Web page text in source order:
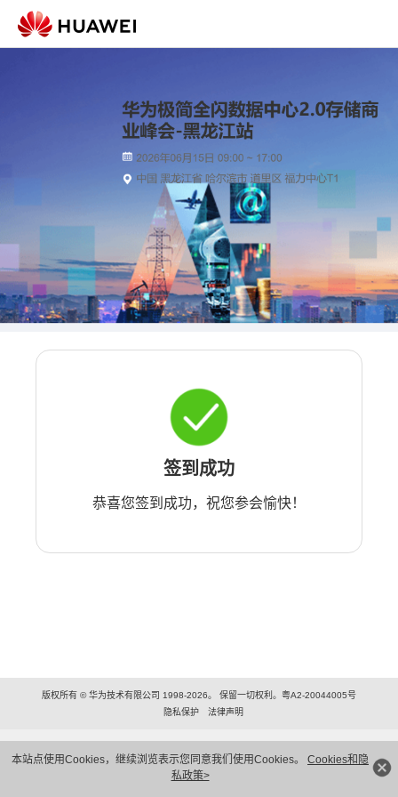
本站点使用Cookies，继续浏览表示您同意我们使用Cookies。 Cookies和隐
私政策>
签到成功
恭喜您签到成功，祝您参会愉快！
版权所有 © 华为技术有限公司 1998-2026。 保留一切权利。粤A2-20044005号
隐私保护
法律声明